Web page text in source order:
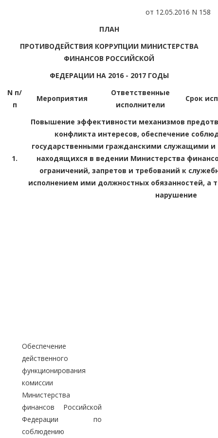
от 12.05.2016 N 158
ПЛАН
ПРОТИВОДЕЙСТВИЯ КОРРУПЦИИ МИНИСТЕРСТВА
ФИНАНСОВ РОССИЙСКОЙ
ФЕДЕРАЦИИ НА 2016 - 2017 ГОДЫ
N п/
п
Мероприятия
Ответственные
исполнители
Срок
1.
Повышение эффективности механизмов
конфликта интересов, обеспечение
государственными гражданскими служащими и
находящихся в ведении Министерства
ограничений, запретов и требований к
исполнением ими должностных обязанностей, а
нарушение
Обеспечение
действенного
функционирования
комиссии
Министерства
финансов Российской
Федерации по
соблюдению